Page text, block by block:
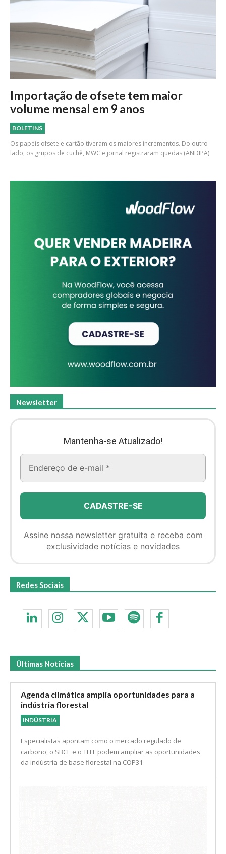
Importação de ofsete tem maior
volume mensal em 9 anos
BOLETINS
Os papéis ofsete e cartão tiveram os maiores incrementos. Do outro
lado, os grupos de cuchê, MWC e jornal registraram quedas (ANDIPA)
Newsletter
Mantenha-se Atualizado!
Assine nossa newsletter gratuita e receba com
exclusividade notícias e novidades
Redes Sociais
Últimas Notícias
Agenda climática amplia oportunidades para a
indústria florestal
INDÚSTRIA
Especialistas apontam como o mercado regulado de
carbono, o SBCE e o TFFF podem ampliar as oportunidades
da indústria de base florestal na COP31